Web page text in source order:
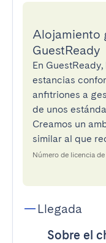
Alojamiento
GuestReady
En
estancias
anfitriones a
de unos
Creamos un
similar al que
Número de licencia
Llegada
Sobre el